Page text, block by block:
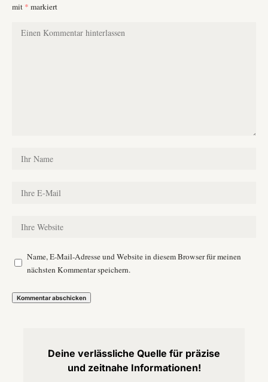
mit * markiert
Name, E-Mail-Adresse und Website in diesem Browser für meinen
nächsten Kommentar speichern.
Deine verlässliche Quelle für präzise
und zeitnahe Informationen!